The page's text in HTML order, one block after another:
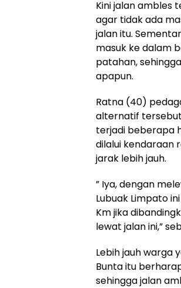
Kini jalan ambles
agar tidak ada
jalan itu.
masuk ke dalam
patahan,
apapun.
Ratna (40)
alternatif
terjadi beberapa
dilalui kendaraan
jarak lebih jauh.
” Iya, dengan
Lubuak Limpato
Km jika
lewat jalan ini,”
Lebih jauh warga
Bunta itu
sehingga jalan